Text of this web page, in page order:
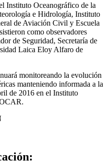
Instituto Oceanográfico de la
e Hidrología, Instituto
de Aviación Civil y Escuela
como observadores
de Seguridad, Secretaría de
Laica Eloy Alfaro de
monitoreando la evolución
manteniendo informada a la
de 2016 en el Instituto